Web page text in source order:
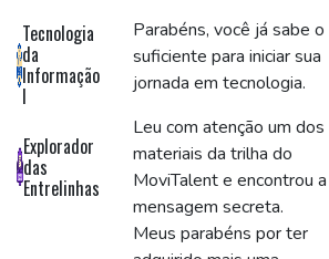
Tecnologia
da
Informação
I
Parabéns, você já sabe o
suficiente para iniciar sua
jornada em tecnologia.
Explorador
das
Entrelinhas
Leu com atenção um dos
materiais da trilha do
MoviTalent e encontrou a
mensagem secreta.
Meus parabéns por ter